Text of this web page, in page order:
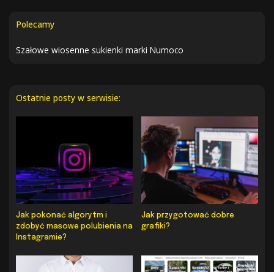
Polecamy
Szałowe wiosenne sukienki marki Numoco
Ostatnie posty w serwisie:
Jak pokonać algorytm i
zdobyć masowe polubienia na
Instagramie?
Jak przygotować dobre
grafiki?